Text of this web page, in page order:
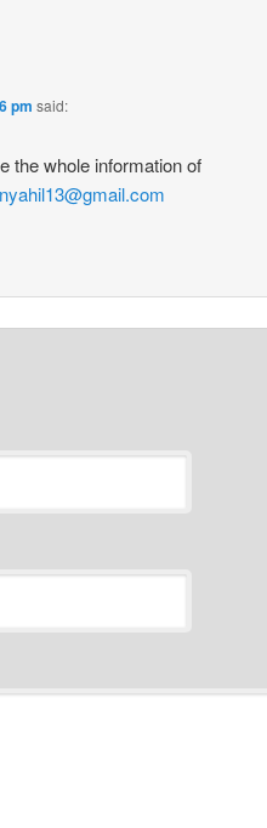
pm said:
the whole information of